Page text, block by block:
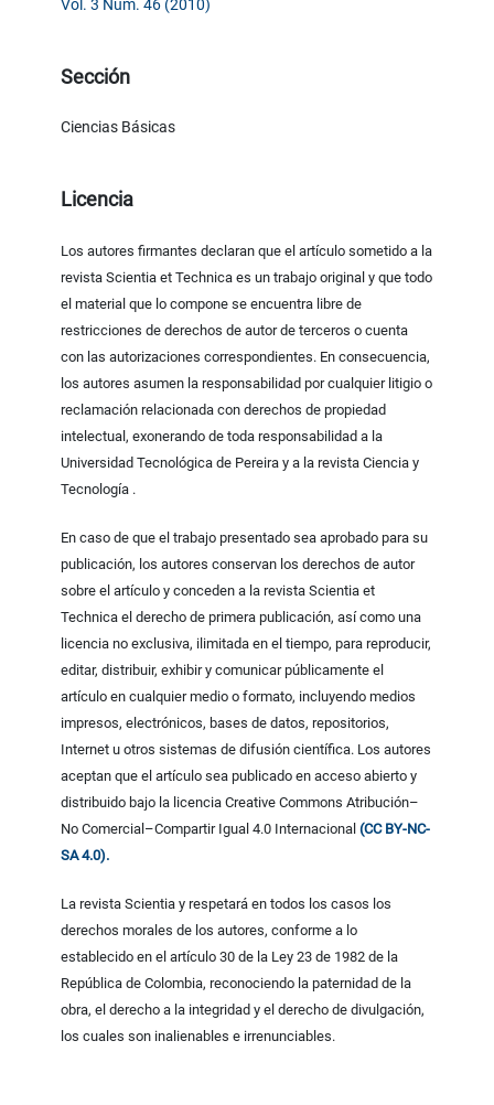
Vol. 3 Núm. 46 (2010)
Sección
Ciencias Básicas
Licencia
Los autores firmantes declaran que el artículo sometido a la
revista Scientia et Technica es un trabajo original y que todo
el material que lo compone se encuentra libre de
restricciones de derechos de autor de terceros o cuenta
con las autorizaciones correspondientes. En consecuencia,
los autores asumen la responsabilidad por cualquier litigio o
reclamación relacionada con derechos de propiedad
intelectual, exonerando de toda responsabilidad a la
Universidad Tecnológica de Pereira y a la revista Ciencia y
Tecnología .
En caso de que el trabajo presentado sea aprobado para su
publicación, los autores conservan los derechos de autor
sobre el artículo y conceden a la revista Scientia et
Technica el derecho de primera publicación, así como una
licencia no exclusiva, ilimitada en el tiempo, para reproducir,
editar, distribuir, exhibir y comunicar públicamente el
artículo en cualquier medio o formato, incluyendo medios
impresos, electrónicos, bases de datos, repositorios,
Internet u otros sistemas de difusión científica. Los autores
aceptan que el artículo sea publicado en acceso abierto y
distribuido bajo la licencia Creative Commons Atribución–
No Comercial–Compartir Igual 4.0 Internacional(CC BY-NC-
SA 4.0).
La revista Scientia y respetará en todos los casos los
derechos morales de los autores, conforme a lo
establecido en el artículo 30 de la Ley 23 de 1982 de la
República de Colombia, reconociendo la paternidad de la
obra, el derecho a la integridad y el derecho de divulgación,
los cuales son inalienables e irrenunciables.